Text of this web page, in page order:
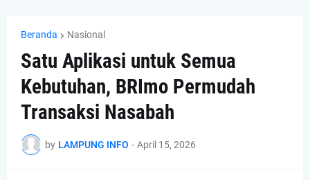
Beranda Nasional
Satu Aplikasi untuk Semua
Kebutuhan, BRImo Permudah
Transaksi Nasabah
by LAMPUNG INFO - April 15, 2026